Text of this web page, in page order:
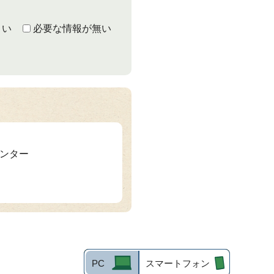
必要な情報が無い
ター
PC スマートフォン